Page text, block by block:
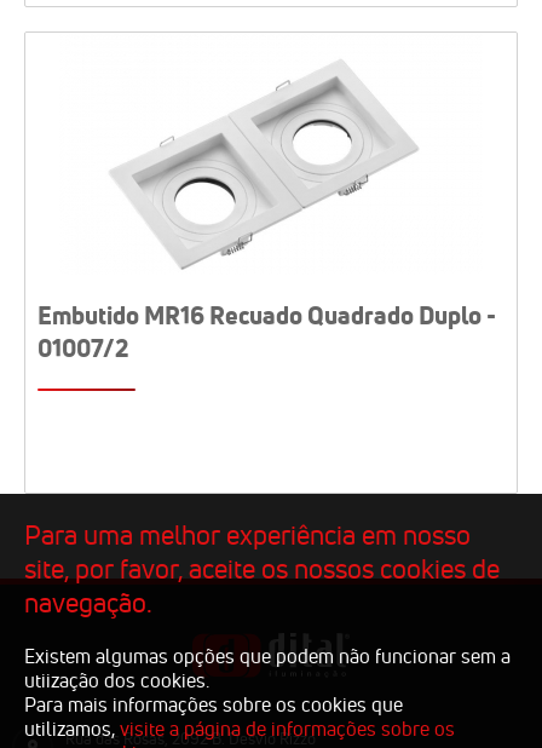
Embutido MR16 Recuado Quadrado Duplo -
01007/2
Rua das Rosas, 2092 B. Desvio Rizzo
Para uma melhor experiência em nosso
site, por favor, aceite os nossos cookies de
navegação.
Existem algumas opções que podem não funcionar sem a
utiização dos cookies.
Para mais informações sobre os cookies que
utilizamos, visite a página de informações sobre os